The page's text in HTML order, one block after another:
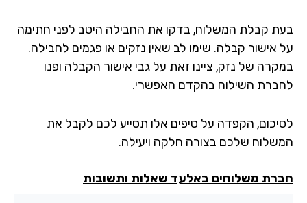
קבלת המשלוח, בדקו את החבילה היטב לפני חתימה
אישור קבלה. שימו לב שאין נזקים או פגמים לחבילה.
של נזק, ציינו זאת על גבי אישור הקבלה ופנו
השילוח בהקדם האפשרי.
הקפדה על טיפים אלו תסייע לכם לקבל את
שלכם בצורה חלקה ויעילה.
משלוחים באלעד שאלות ותשובות